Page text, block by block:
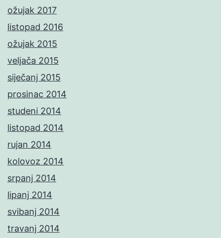
ožujak 2017
listopad 2016
ožujak 2015
veljača 2015
siječanj 2015
prosinac 2014
studeni 2014
listopad 2014
rujan 2014
kolovoz 2014
srpanj 2014
lipanj 2014
svibanj 2014
travanj 2014